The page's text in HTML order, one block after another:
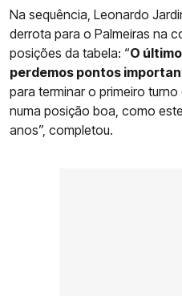
Na sequência, Leonardo
derrota para o Palmeiras na
posições da tabela: “O
perdemos pontos
para terminar o primeiro
numa posição boa, como
anos”, completou.